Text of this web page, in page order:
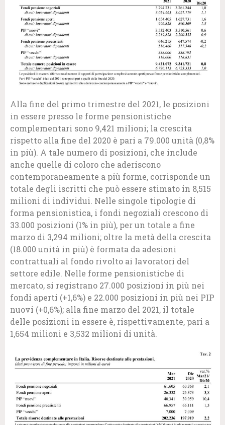
Alla fine del primo trimestre del 2021, le posizioni
in essere presso le forme pensionistiche
complementari sono 9,421 milioni; la crescita
rispetto alla fine del 2020 è pari a 79.000 unità (0,8%
in più). A tale numero di posizioni, che include
anche quelle di coloro che aderiscono
contemporaneamente a più forme, corrisponde un
totale degli iscritti che può essere stimato in 8,515
milioni di individui. Nelle singole tipologie di
forma pensionistica, i fondi negoziali crescono di
33.000 posizioni (1% in più), per un totale a fine
marzo di 3,294 milioni; oltre la metà della crescita
(18.000 unità in più) è formata da adesioni
contrattuali al fondo rivolto ai lavoratori del
settore edile. Nelle forme pensionistiche di
mercato, si registrano 27.000 posizioni in più nei
fondi aperti (+1,6%) e 22.000 posizioni in più nei PIP
nuovi (+0,6%); alla fine marzo del 2021, il totale
delle posizioni in essere è, rispettivamente, pari a
1,654 milioni e 3,532 milioni di unità.